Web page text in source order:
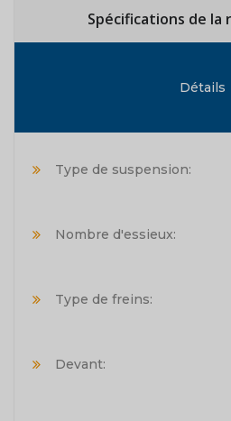
Spécifications de la
Détails
Type de suspension:
Nombre d'essieux:
Type de freins:
Devant: